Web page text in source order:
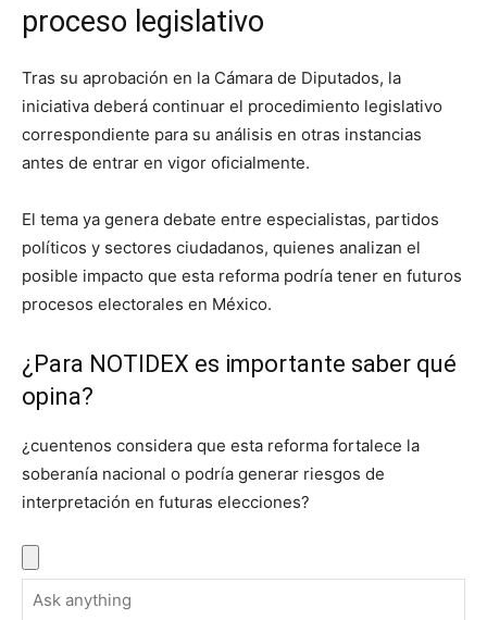
proceso legislativo
Tras su aprobación en la Cámara de Diputados, la
iniciativa deberá continuar el procedimiento legislativo
correspondiente para su análisis en otras instancias
antes de entrar en vigor oficialmente.
El tema ya genera debate entre especialistas, partidos
políticos y sectores ciudadanos, quienes analizan el
posible impacto que esta reforma podría tener en futuros
procesos electorales en México.
¿Para NOTIDEX es importante saber qué
opina?
¿cuentenos considera que esta reforma fortalece la
soberanía nacional o podría generar riesgos de
interpretación en futuras elecciones?